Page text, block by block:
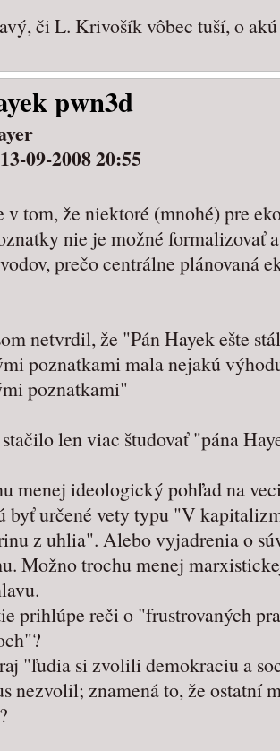
či L. Krivošík vôbec tuší, o
pwn3d
13-09-2008 20:55
v tom, že niektoré (mnohé) pre
nie je možné formalizovať
prečo centrálne plánovaná
netvrdil, že "Pán Hayek ešte
poznatkami mala nejakú
poznatkami"
len viac študovať "pána
menej ideologický pohľad na
byť určené vety typu "V
z uhlia". Alebo vyjadrenia o
Možno trochu menej
prihlúpe reči o "frustrovaných
"ľudia si zvolili demokraciu a
nezvolil; znamená to, že ostatní